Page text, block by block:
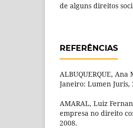
de alguns direitos
REFERÊNCIAS
ALBUQUERQUE,
Janeiro: Lumen Juris,
AMARAL, Luiz
empresa no direito
2008.